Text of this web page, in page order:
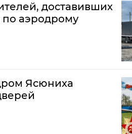
доставивших
аэродрому
Ясюниха